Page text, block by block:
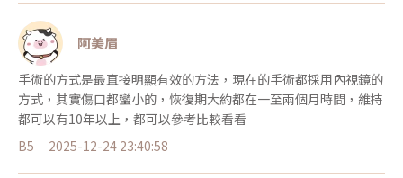
阿美眉
手術的方式是最直接明顯有效的方法，現在的手術都採用內視鏡的
方式，其實傷口都蠻小的，恢復期大約都在一至兩個月時間，維持
都可以有10年以上，都可以參考比較看看
B5
2025-12-24 23:40:58